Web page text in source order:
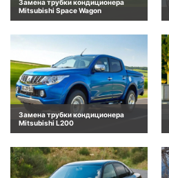
Замена трубки кондиционера
Mitsubishi Space Wagon
Замена трубки кондиционера
Mitsubishi L200